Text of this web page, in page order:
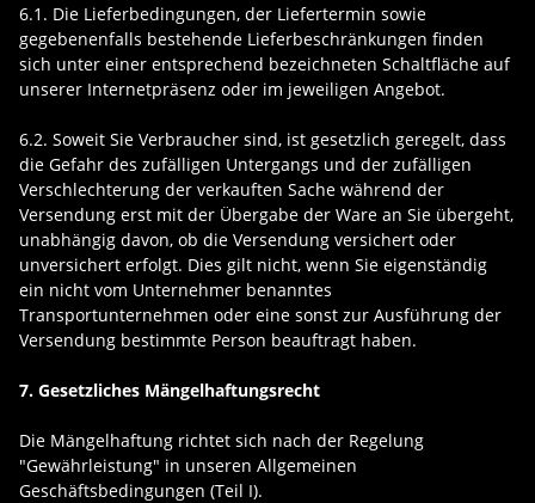
6.1. Die Lieferbedingungen, der Liefertermin sowie
gegebenenfalls bestehende Lieferbeschränkungen finden
sich unter einer entsprechend bezeichneten Schaltfläche auf
unserer Internetpräsenz oder im jeweiligen Angebot.
6.2. Soweit Sie Verbraucher sind, ist gesetzlich geregelt, dass
die Gefahr des zufälligen Untergangs und der zufälligen
Verschlechterung der verkauften Sache während der
Versendung erst mit der Übergabe der Ware an Sie übergeht,
unabhängig davon, ob die Versendung versichert oder
unversichert erfolgt. Dies gilt nicht, wenn Sie eigenständig
ein nicht vom Unternehmer benanntes
Transportunternehmen oder eine sonst zur Ausführung der
Versendung bestimmte Person beauftragt haben.
7. Gesetzliches Mängelhaftungsrecht
Die Mängelhaftung richtet sich nach der Regelung
"Gewährleistung" in unseren Allgemeinen
Geschäftsbedingungen (Teil I).